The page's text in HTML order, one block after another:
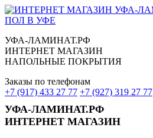
УФА-ЛАМИНАТ.РФ
ИНТЕРНЕТ МАГАЗИН
НАПОЛЬНЫЕ ПОКРЫТИЯ
Заказы по телефонам
+7 (917) 433 27 77 +7 (927) 319 27 77
УФА-ЛАМИНАТ.РФ
ИНТЕРНЕТ МАГАЗИН